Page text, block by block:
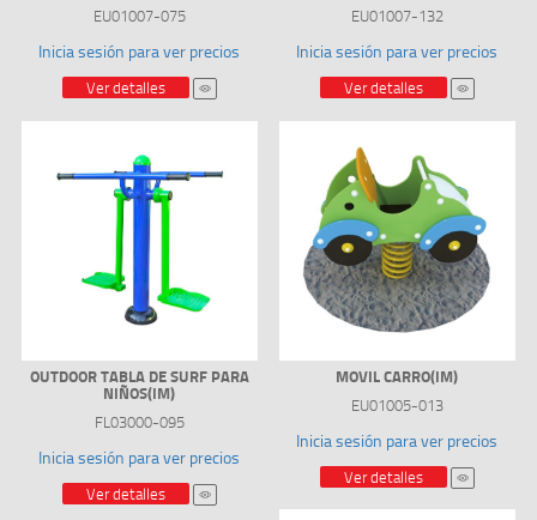
EU01007-075
Inicia sesión para ver precios
Ver detalles
EU01007-132
Inicia sesión para ver precios
Ver detalles
OUTDOOR TABLA DE SURF PARA
NIÑOS(IM)
FL03000-095
Inicia sesión para ver precios
Ver detalles
MOVIL CARRO(IM)
EU01005-013
Inicia sesión para ver precios
Ver detalles